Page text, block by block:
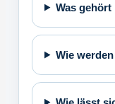
Was
Wie